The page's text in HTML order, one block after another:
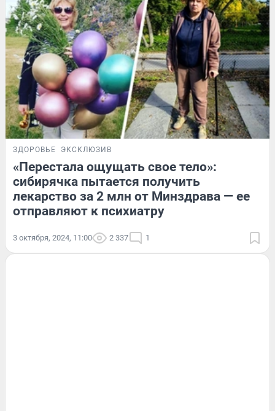
ЗДОРОВЬЕ ЭКСКЛЮЗИВ
«Перестала ощущать свое тело»:
сибирячка пытается получить
лекарство за 2 млн от Минздрава — ее
отправляют к психиатру
3 октября, 2024, 11:00 2 337 1